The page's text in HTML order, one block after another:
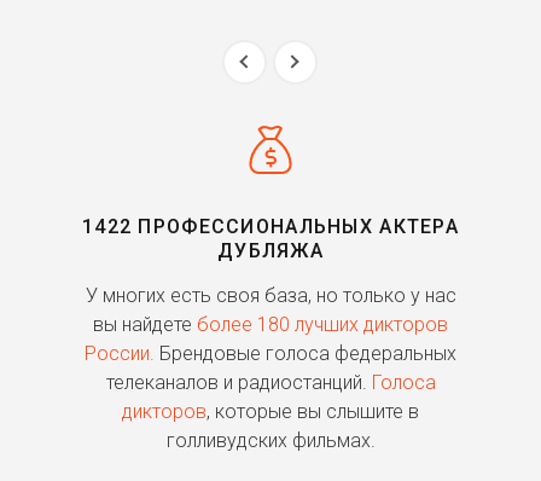
1422 ПРОФЕССИОНАЛЬНЫХ АКТЕРА
ДУБЛЯЖА
У многих есть своя база, но только у нас
вы найдете более 180 лучших дикторов
России. Брендовые голоса федеральных
телеканалов и радиостанций. Голоса
дикторов, которые вы слышите в
голливудских фильмах.